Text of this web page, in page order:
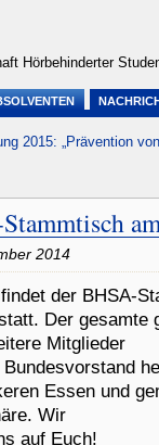
Hörbehinderter
2015: „Prävention
2014
der BHSA-
Der gesamte
Mitglieder
Bundesvorstand
Essen und
Wir
auf Euch!